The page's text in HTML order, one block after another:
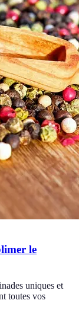
le
uniques et
toutes vos